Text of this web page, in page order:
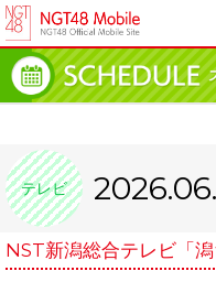
テレビ
NST新潟総合テレビ「